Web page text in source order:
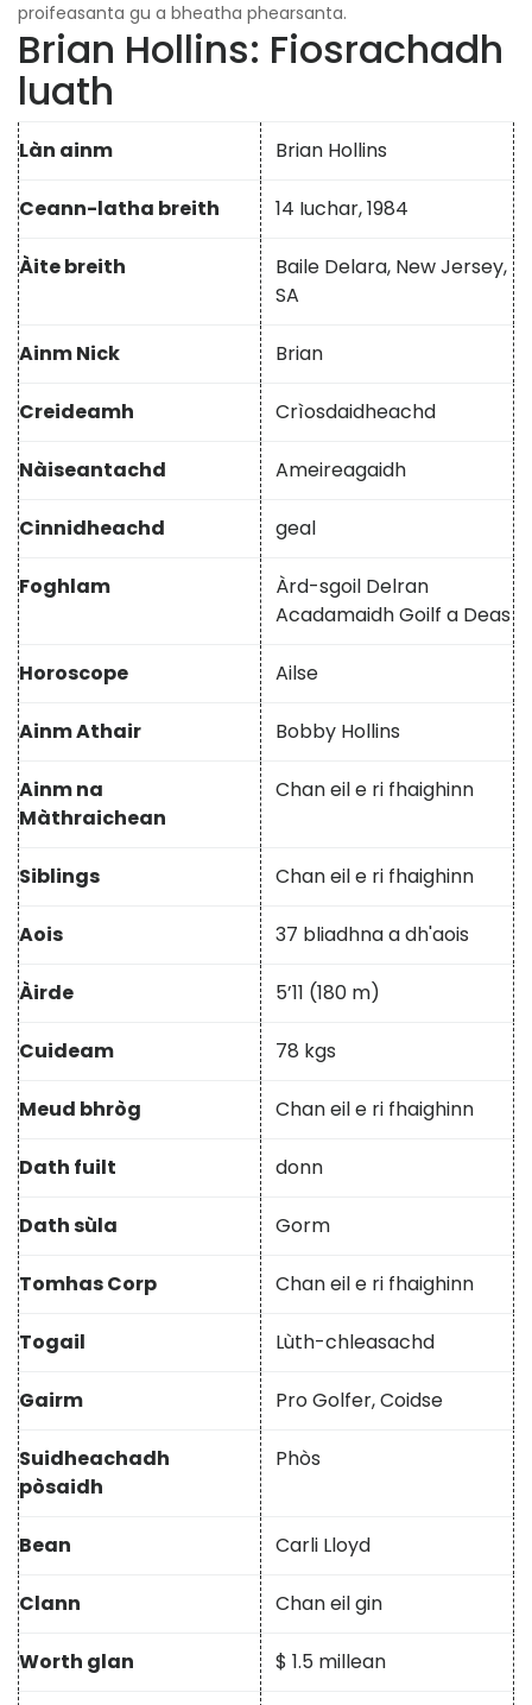
proifeasanta gu a bheatha phearsanta.
Brian Hollins: Fiosrachadh
luath
Làn ainm Brian Hollins
Ceann-latha breith 14 Iuchar, 1984
Àite breith
Baile Delara, New Jersey,
SA
Ainm Nick Brian
Creideamh Crìosdaidheachd
Nàiseantachd Ameireagaidh
Cinnidheachd geal
Foghlam
Àrd-sgoil Delran
Acadamaidh Goilf a Deas
Horoscope Ailse
Ainm Athair Bobby Hollins
Ainm na
Màthraichean
Chan eil e ri fhaighinn
Siblings Chan eil e ri fhaighinn
Aois 37 bliadhna a dh'aois
Àirde 5’11 (180 m)
Cuideam 78 kgs
Meud bhròg Chan eil e ri fhaighinn
Dath fuilt donn
Dath sùla Gorm
Tomhas Corp Chan eil e ri fhaighinn
Togail Lùth-chleasachd
Gairm Pro Golfer, Coidse
Suidheachadh
pòsaidh
Phòs
Bean Carli Lloyd
Clann Chan eil gin
Worth glan $ 1.5 millean